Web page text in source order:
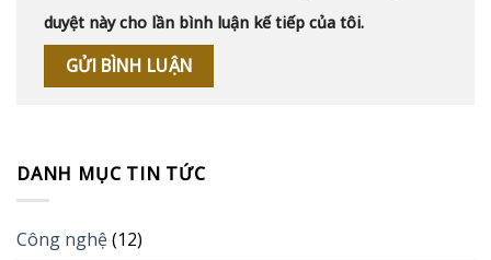
duyệt này cho lần bình luận kế tiếp của tôi.
DANH MỤC TIN TỨC
Công nghệ(12)